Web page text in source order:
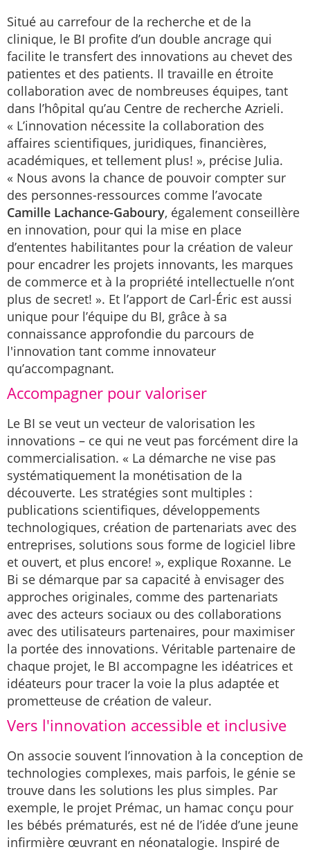
Situé au carrefour de la recherche et de la
clinique, le BI profite d’un double ancrage qui
facilite le transfert des innovations au chevet des
patientes et des patients. Il travaille en étroite
collaboration avec de nombreuses équipes, tant
dans l’hôpital qu’au Centre de recherche Azrieli.
« L’innovation nécessite la collaboration des
affaires scientifiques, juridiques, financières,
académiques, et tellement plus! », précise Julia.
« Nous avons la chance de pouvoir compter sur
des personnes-ressources comme l’avocate
Camille Lachance-Gaboury, également conseillère
en innovation, pour qui la mise en place
d’ententes habilitantes pour la création de valeur
pour encadrer les projets innovants, les marques
de commerce et à la propriété intellectuelle n’ont
plus de secret! ». Et l’apport de Carl-Éric est aussi
unique pour l’équipe du BI, grâce à sa
connaissance approfondie du parcours de
l'innovation tant comme innovateur
qu’accompagnant.
Accompagner pour valoriser
Le BI se veut un vecteur de valorisation les
innovations – ce qui ne veut pas forcément dire la
commercialisation. « La démarche ne vise pas
systématiquement la monétisation de la
découverte. Les stratégies sont multiples :
publications scientifiques, développements
technologiques, création de partenariats avec des
entreprises, solutions sous forme de logiciel libre
et ouvert, et plus encore! », explique Roxanne. Le
Bi se démarque par sa capacité à envisager des
approches originales, comme des partenariats
avec des acteurs sociaux ou des collaborations
avec des utilisateurs partenaires, pour maximiser
la portée des innovations. Véritable partenaire de
chaque projet, le BI accompagne les idéatrices et
idéateurs pour tracer la voie la plus adaptée et
prometteuse de création de valeur.
Vers l'innovation accessible et inclusive
On associe souvent l’innovation à la conception de
technologies complexes, mais parfois, le génie se
trouve dans les solutions les plus simples. Par
exemple, le projet Prémac, un hamac conçu pour
les bébés prématurés, est né de l’idée d’une jeune
infirmière œuvrant en néonatalogie. Inspiré de